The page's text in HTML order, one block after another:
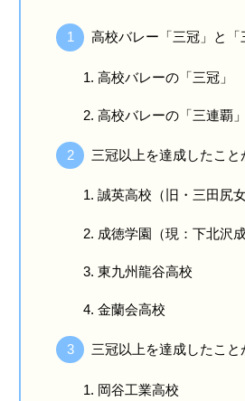
高校バレー「三冠」と「
高校バレーの「三冠」
高校バレーの「三連覇」
三冠以上を達成したこと
誠英高校（旧・三田尻女
成徳学園（現：下北沢
東九州龍谷高校
金蘭会高校
三冠以上を達成したこと
岡谷工業高校